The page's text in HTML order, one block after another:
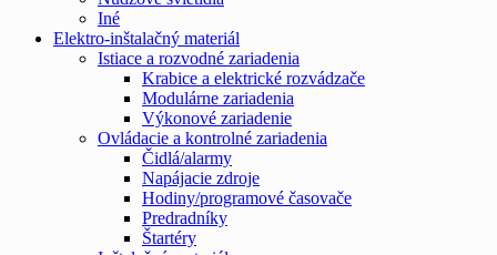
Iné
Elektro-inštalačný materiál
Istiace a rozvodné zariadenia
Krabice a elektrické rozvádzače
Modulárne zariadenia
Výkonové zariadenie
Ovládacie a kontrolné zariadenia
Čidlá/alarmy
Napájacie zdroje
Hodiny/programové časovače
Predradníky
Štartéry